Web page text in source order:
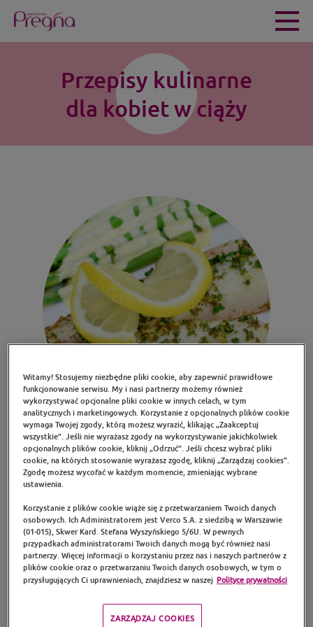
Przepisy kulinarne
dla kobiet w ciąży
(2 porcje)
Wartości odżywcze w 1 porcji:
Wartość energetyczna: 323 kcal Cholesterol:
Witamy! Stosujemy niezbędne pliki cookie, aby zapewnić prawidłowe
funkcjonowanie serwisu. My i nasi partnerzy możemy również
wykorzystywać opcjonalne pliki cookie w innych celach, w tym
analitycznych i marketingowych. Korzystanie z opcjonalnych plików cookie
wymaga Twojej zgody, którą możesz wyrazić, klikając „Zaakceptuj
wszystkie”. Jeśli nie wyrażasz zgody na wykorzystywanie jakichkolwiek
opcjonalnych plików cookie, kliknij „Odrzuć”. Jeśli chcesz wybrać pliki
cookie, na których stosowanie wyrażasz zgodę, kliknij „Zarządzaj cookies”.
Zgodę możesz wycofać w każdym momencie, zmieniając wybrane
ustawienia.
Korzystanie z plików cookie wiąże się z przetwarzaniem Twoich danych
osobowych. Ich Administratorem jest Verco S.A. z siedzibą w Warszawie
(01-015), Skwer Kard. Stefana Wyszyńskiego 5/6U. W pewnych
przypadkach administratorami Twoich danych mogą być również nasi
partnerzy. Więcej informacji o korzystaniu przez nas i naszych partnerów z
plików cookie oraz o przetwarzaniu Twoich danych osobowych, w tym o
przysługujących Ci uprawnieniach, znajdziesz w naszej Polityce prywatności
ZARZĄDZAJ COOKIES